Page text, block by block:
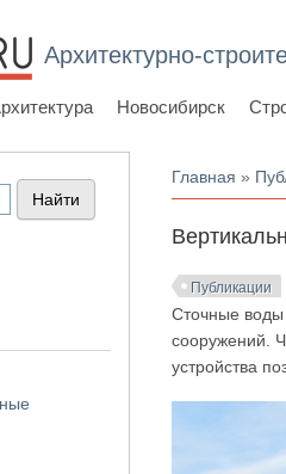
Архитектурно-
Новосибирск
Вы здесь
Главная »
Публикации
Сточные воды
сооружений.
устройства